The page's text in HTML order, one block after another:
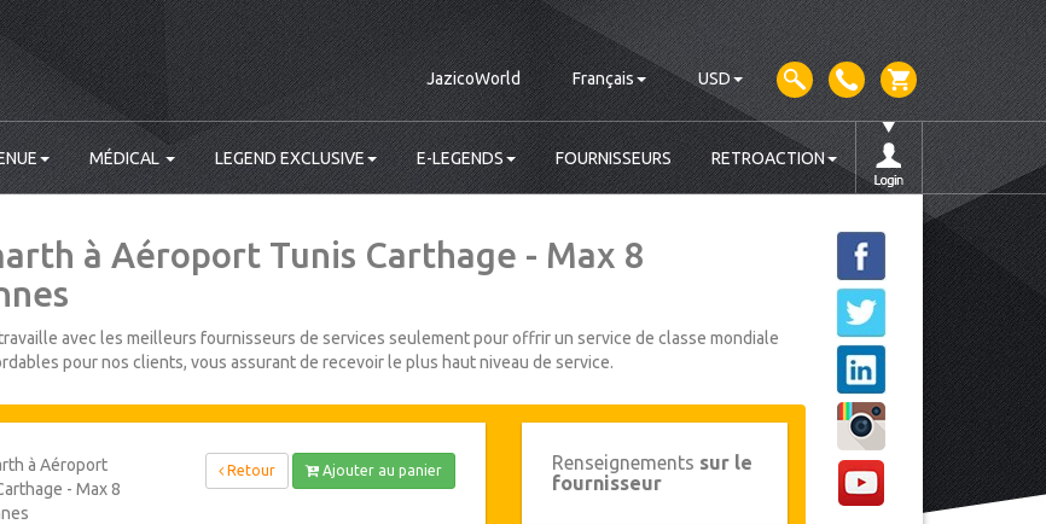
JazicoWorld Français USD
MÉDICAL LEGEND EXCLUSIVE E-LEGENDS FOURNISSEURS RETROACTION
à Aéroport Tunis Carthage - Max 8
avec les meilleurs fournisseurs de services seulement pour offrir un service de classe mondiale
pour nos clients, vous assurant de recevoir le plus haut niveau de service.
à Aéroport
- Max 8
Retour Ajouter au panier Renseignements sur le
fournisseur